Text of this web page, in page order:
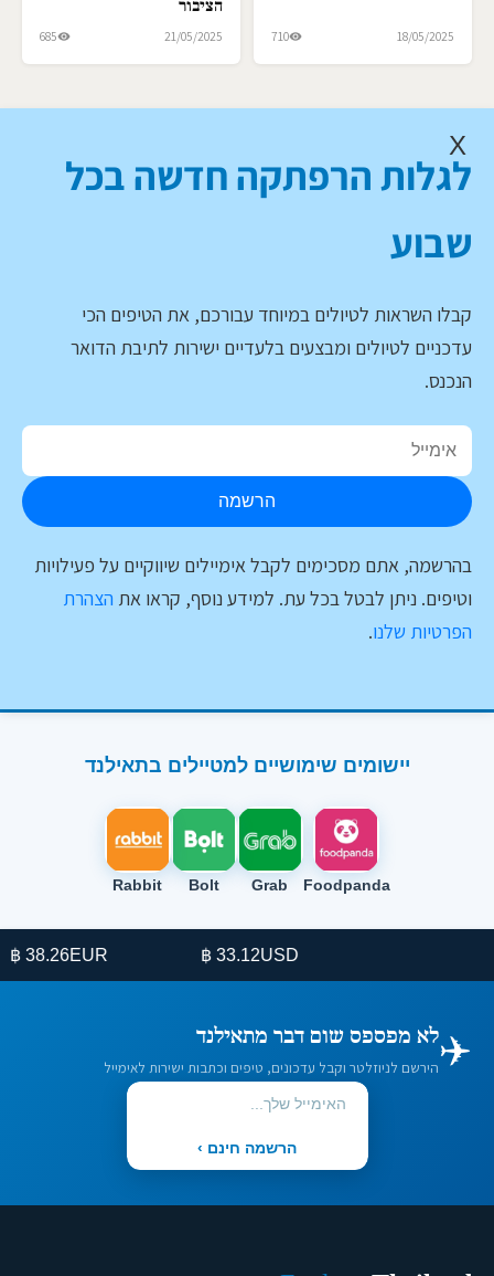
18/05/2025
710
הציבור
21/05/2025
685
X
לגלות הרפתקה חדשה בכל
שבוע
קבלו השראות לטיולים במיוחד עבורכם, את הטיפים הכי
עדכניים לטיולים ומבצעים בלעדיים ישירות לתיבת הדואר
הנכנס.
הרשמה
בהרשמה, אתם מסכימים לקבל אימיילים שיווקיים על פעילויות
וטיפים. ניתן לבטל בכל עת. למידע נוסף, קראו את הצהרת
הפרטיות שלנו.
יישומים שימושיים למטיילים בתאילנד
Foodpanda
Grab
Bolt
Rabbit
USD
33.12 ฿
EUR
฿
✈️לא מפספס שום דבר מתאילנד
הירשם לניוזלטר וקבל עדכונים, טיפים וכתבות ישירות לאימייל
הרשמה חינם ›